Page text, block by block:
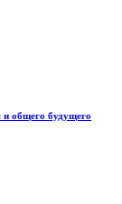
и общего будущего